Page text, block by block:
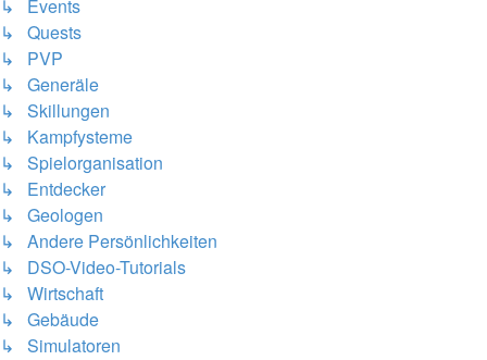
↳ Events
↳ Quests
↳ PVP
↳ Generäle
↳ Skillungen
↳ Kampfysteme
↳ Spielorganisation
↳ Entdecker
↳ Geologen
↳ Andere Persönlichkeiten
↳ DSO-Video-Tutorials
↳ Wirtschaft
↳ Gebäude
↳ Simulatoren